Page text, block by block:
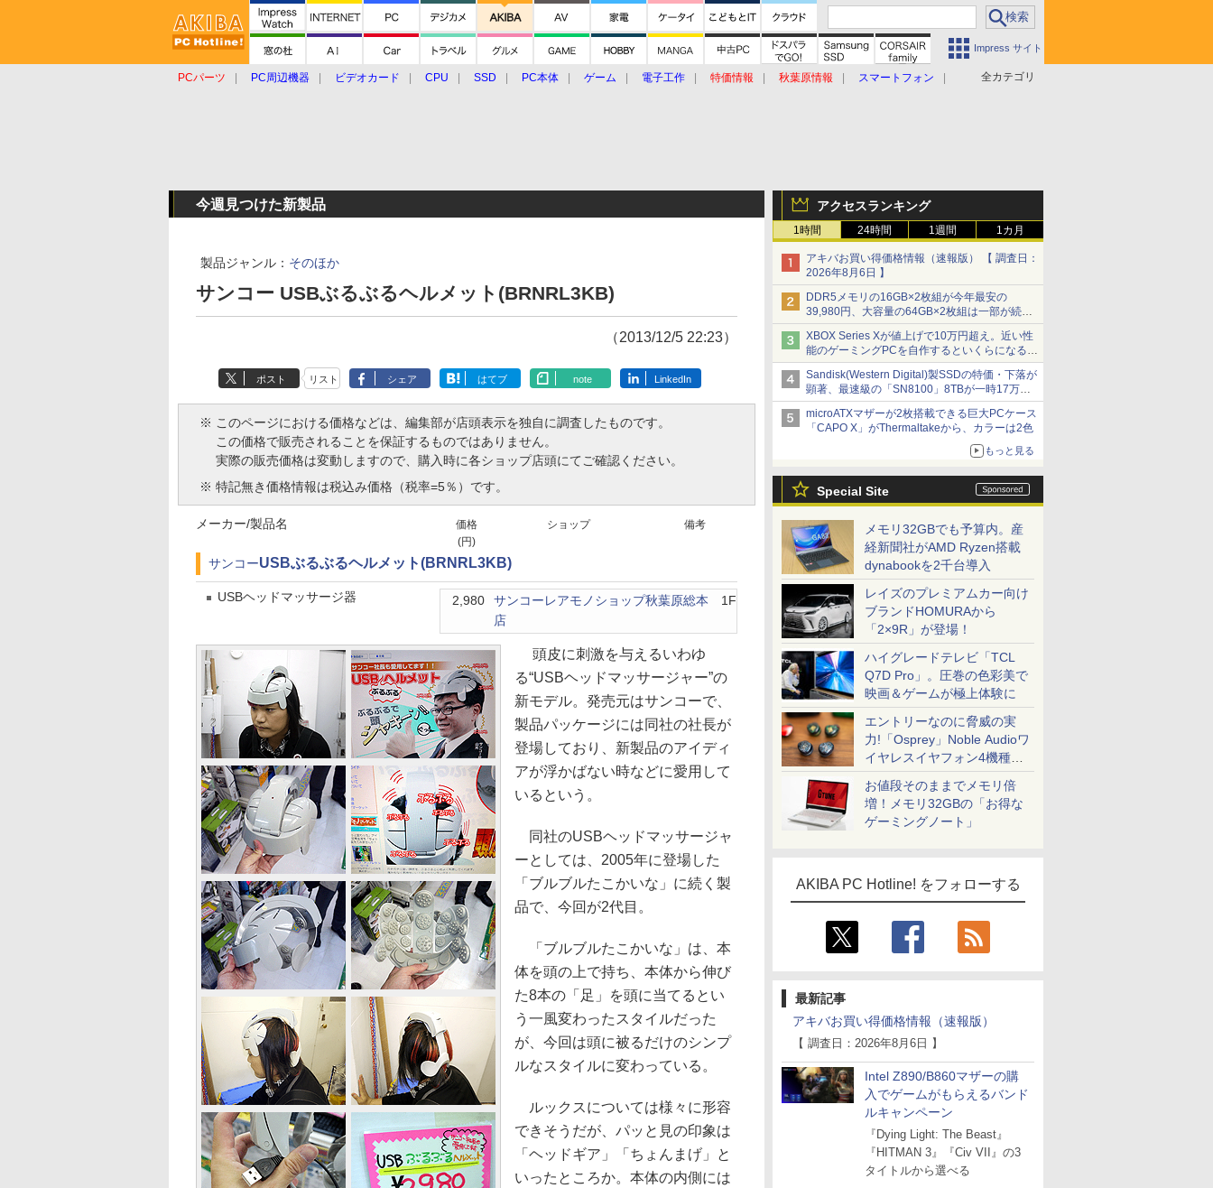
Impress サイト
全カテゴリ
PCパーツ PC周辺機器 ビデオカード CPU SSD PC本体 ゲーム 電子工作 特価情報 秋葉原情報
スマートフォン
アクセスランキング
1時間 24時間 1週間 1カ月
アキバお買い得価格情報（速報版） 【 調査日：
2026年8月6日 】
DDR5メモリの16GB×2枚組が今年最安の
39,980円、大容量の64GB×2枚組は一部が続騰
[8月前半のメモリ価格]
XBOX Series Xが値上げで10万円超え。近い性
能のゲーミングPCを自作するといくらになる？
【石田賀津男の『酒の肴にPCゲーム』】
Sandisk(Western Digital)製SSDの特価・下落が
顕著、最速級の「SN8100」8TBが一時17万円
割れ [8月前半のSSD価格]
microATXマザーが2枚搭載できる巨大PCケース
「CAPO X」がThermaltakeから、カラーは2色
もっと見る
Special Site
メモリ32GBでも予算内。産
経新聞社がAMD Ryzen搭載
dynabookを2千台導入
レイズのプレミアムカー向け
ブランドHOMURAから
「2×9R」が登場！
ハイグレードテレビ「TCL
Q7D Pro」。圧巻の色彩美で
映画＆ゲームが極上体験に
エントリーなのに脅威の実
力!「Osprey」Noble Audioワ
イヤレスイヤフォン4機種を
一気に聴く
お値段そのままでメモリ倍
増！メモリ32GBの「お得な
ゲーミングノート」
AKIBA PC Hotline! をフォローする
最新記事
アキバお買い得価格情報（速報版）
【 調査日：2026年8月6日 】
Intel Z890/B860マザーの購
入でゲームがもらえるバンド
ルキャンペーン
『Dying Light: The Beast』
『HITMAN 3』『Civ VII』の3
タイトルから選べる
今週見つけた新製品
製品ジャンル： そのほか
サンコー USBぶるぶるヘルメット(BRNRL3KB)
（2013/12/5 22:23）
ポスト リスト シェア はてブ note LinkedIn
※ このページにおける価格などは、編集部が店頭表示を独自に調査したものです。
この価格で販売されることを保証するものではありません。
実際の販売価格は変動しますので、購入時に各ショップ店頭にてご確認ください。
※ 特記無き価格情報は税込み価格（税率=5％）です。
価格
(円)
ショップ 備考
メーカー/製品名
サンコーUSBぶるぶるヘルメット(BRNRL3KB)
USBヘッドマッサージ器 2,980
サンコーレアモノショップ秋葉原総本
店
1F
頭皮に刺激を与えるいわゆ
る“USBヘッドマッサージャー”の
新モデル。発売元はサンコーで、
製品パッケージには同社の社長が
登場しており、新製品のアイディ
アが浮かばない時などに愛用して
いるという。
同社のUSBヘッドマッサージャ
ーとしては、2005年に登場した
「ブルブルたこかいな」に続く製
品で、今回が2代目。
「ブルブルたこかいな」は、本
体を頭の上で持ち、本体から伸び
た8本の「足」を頭に当てるとい
う一風変わったスタイルだった
が、今回は頭に被るだけのシンプ
ルなスタイルに変わっている。
ルックスについては様々に形容
できそうだが、パッと見の印象は
「ヘッドギア」「ちょんまげ」と
いったところか。本体の内側には